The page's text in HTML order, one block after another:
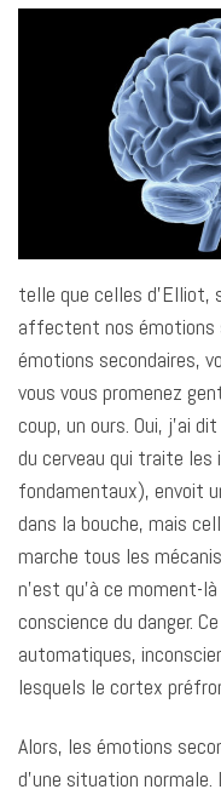
telle que celles d’Elliot,
affectent nos émotions
émotions secondaires,
vous vous promenez
coup, un ours. Oui, j’ai
du cerveau qui traite
fondamentaux), envoit
dans la bouche, mais
marche tous les
n’est qu’à ce moment-
conscience du danger.
automatiques,
lesquels le cortex
Alors, les émotions
d’une situation